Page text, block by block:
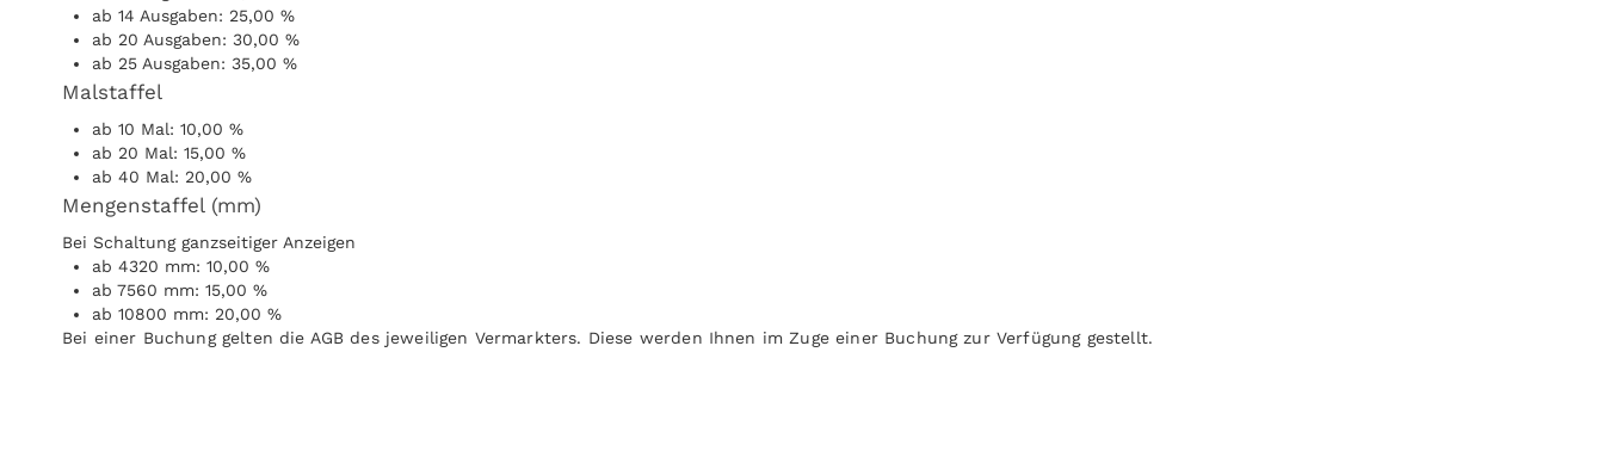
ab 14 Ausgaben: 25,00 %
ab 20 Ausgaben: 30,00 %
ab 25 Ausgaben: 35,00 %
Malstaffel
ab 10 Mal: 10,00 %
ab 20 Mal: 15,00 %
ab 40 Mal: 20,00 %
Mengenstaffel (mm)
Bei Schaltung ganzseitiger Anzeigen
ab 4320 mm: 10,00 %
ab 7560 mm: 15,00 %
ab 10800 mm: 20,00 %
Bei einer Buchung gelten die AGB des jeweiligen Vermarkters. Diese werden Ihnen im Zuge einer Buchung zur Verfügung gestellt.